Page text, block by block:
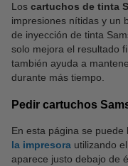
Los cartuchos de tinta
impresiones nítidas y un
de inyección de tinta
solo mejora el resultado
también ayuda a
durante más tiempo.
Pedir cartuchos
En esta página se
la impresora utilizando
aparece justo debajo de